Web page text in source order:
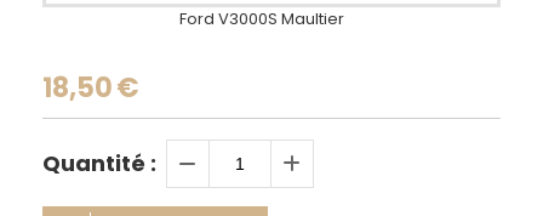
Ford V3000S Maultier
18,50€
Quantité :